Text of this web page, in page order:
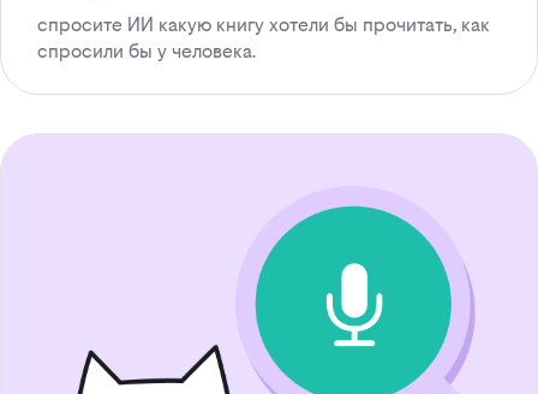
спросите ИИ какую книгу хотели бы прочитать, как
спросили бы у человека.